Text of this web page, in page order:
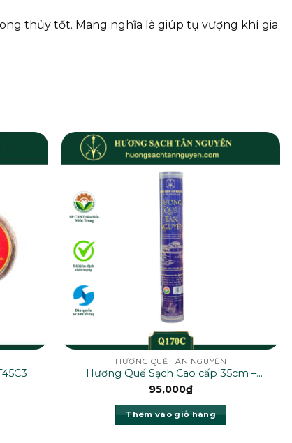
thủy tốt. Mang nghĩa là giúp tụ vượng khí gia
HƯƠNG QUẾ TÂN NGUYÊN
Hương Quế Sạch Cao cấp 35cm –
Q170C
95,000₫
Thêm vào giỏ hàng